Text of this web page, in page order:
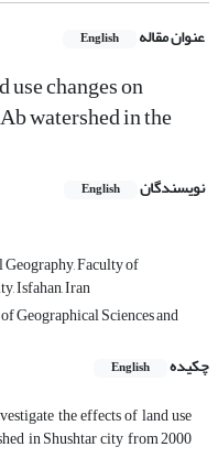
عنوان مقاله English
changes on
watershed in the
نویسندگان English
Faculty of
Isfahan, Iran
Geographical Sciences and
چکیده
English
the effects of land use
in Shushtar city from 2000